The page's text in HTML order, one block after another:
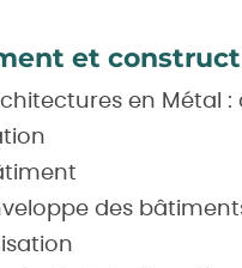
et
en Métal
des